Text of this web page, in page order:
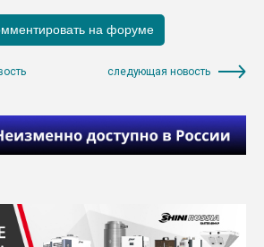
следующая новость